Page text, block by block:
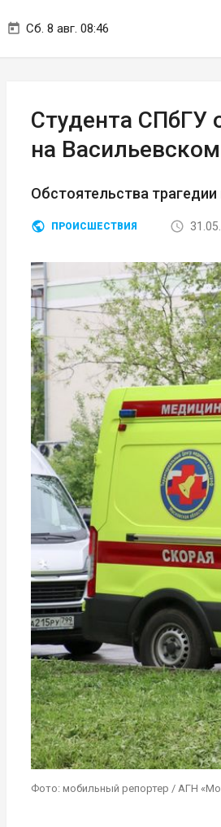
Сб. 8 авг. 08:46
Студента СПбГУ
на
Обстоятельства
ПРОИСШЕСТВИЯ
Фото: мобильный репортер / АГН